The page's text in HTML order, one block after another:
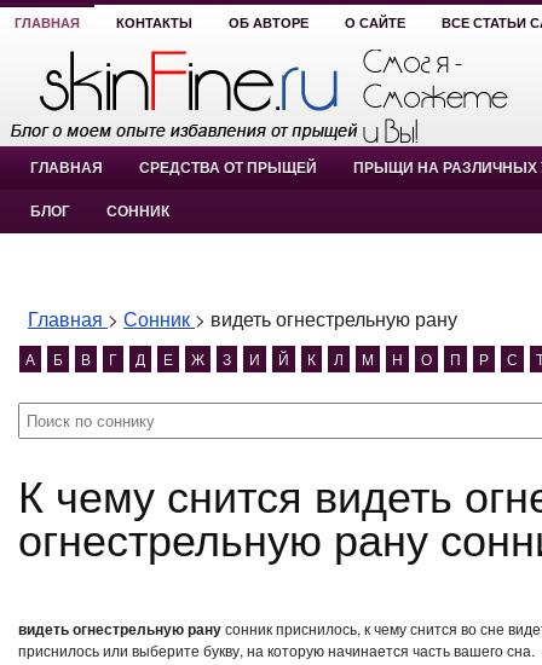
ГЛАВНАЯ КОНТАКТЫ ОБ АВТОРЕ О САЙТЕ ВСЕ СТАТЬИ
ГЛАВНАЯ СРЕДСТВА ОТ ПРЫЩЕЙ ПРЫЩИ НА РАЗЛИЧНЫХ
БЛОГ СОННИК
Главная > Сонник > видеть огнестрельную рану
А Б В Г Д Е Ж З И Й К Л М Н О П Р С
К чему снится видеть огнестрельную рану? видеть
огнестрельную рану
видеть огнестрельную ранусонник приснилось, к чему снится во сне
приснилось или выберите букву, на которую начинается часть вашего сна.